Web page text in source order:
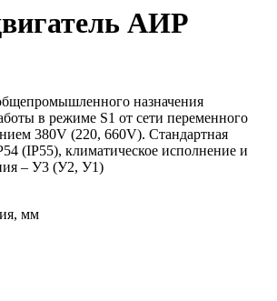
АИР
назначения
в режиме S1 от сети переменного
380V (220, 660V). Стандартная
(IP55), климатическое исполнение и
– У3 (У2, У1)
мм